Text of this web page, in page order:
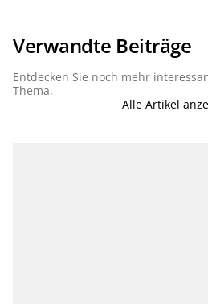
Verwandte Beiträge
Entdecken Sie noch mehr
Thema.
Alle Artikel